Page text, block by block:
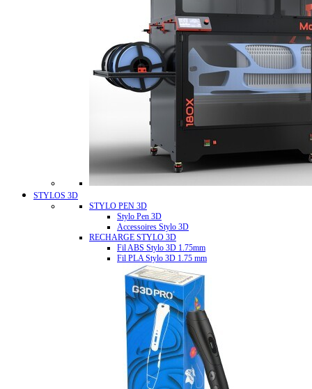
STYLOS 3D
STYLO PEN 3D
Stylo Pen 3D
Accessoires Stylo 3D
RECHARGE STYLO 3D
Fil ABS Stylo 3D 1.75mm
Fil PLA Stylo 3D 1.75 mm